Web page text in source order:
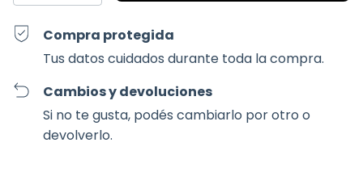
Compra protegida
Tus datos cuidados durante toda la compra.
Cambios y devoluciones
Si no te gusta, podés cambiarlo por otro o
devolverlo.